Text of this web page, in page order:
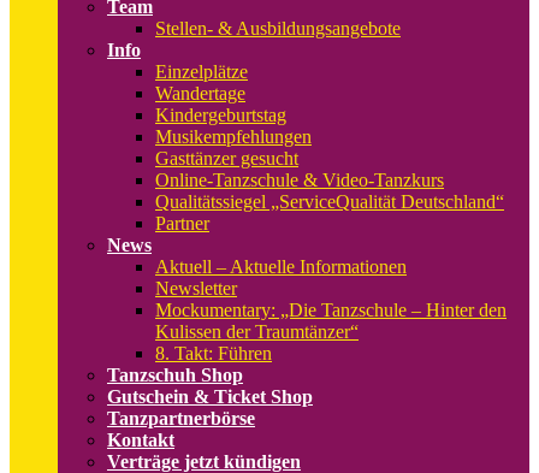
Team
Stellen- & Ausbildungsangebote
Info
Einzelplätze
Wandertage
Kindergeburtstag
Musikempfehlungen
Gasttänzer gesucht
Online-Tanzschule & Video-Tanzkurs
Qualitätssiegel „ServiceQualität Deutschland“
Partner
News
Aktuell – Aktuelle Informationen
Newsletter
Mockumentary: „Die Tanzschule – Hinter den
Kulissen der Traumtänzer“
8. Takt: Führen
Tanzschuh Shop
Gutschein & Ticket Shop
Tanzpartnerbörse
Kontakt
Verträge jetzt kündigen